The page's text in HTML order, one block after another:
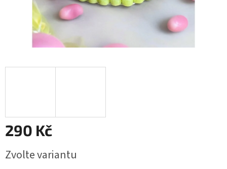
290 Kč
cena:
Zvolte variantu